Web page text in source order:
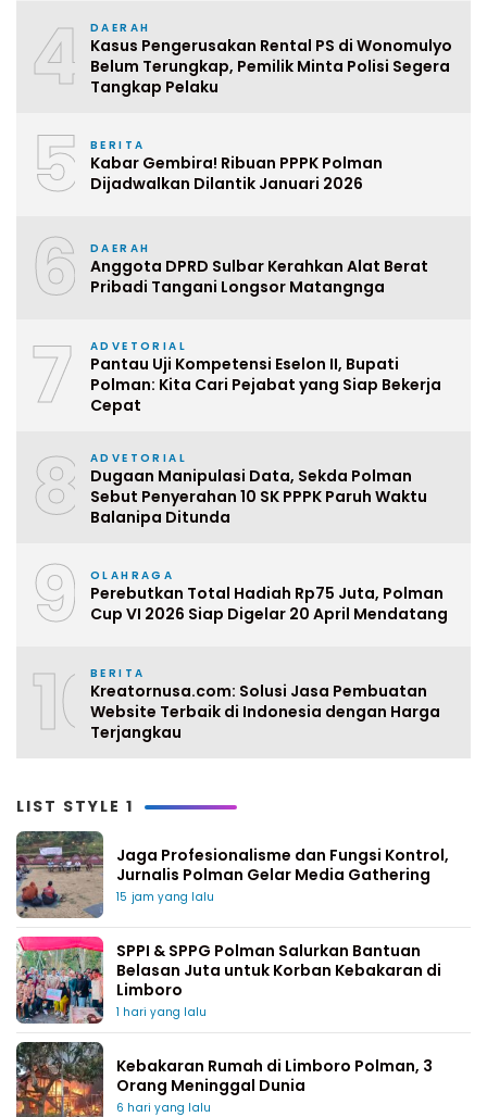
4 DAERAH
Kasus Pengerusakan Rental PS di Wonomulyo
Belum Terungkap, Pemilik Minta Polisi Segera
Tangkap Pelaku
5 BERITA
Kabar Gembira! Ribuan PPPK Polman
Dijadwalkan Dilantik Januari 2026
6 DAERAH
Anggota DPRD Sulbar Kerahkan Alat Berat
Pribadi Tangani Longsor Matangnga
7 ADVETORIAL
Pantau Uji Kompetensi Eselon II, Bupati
Polman: Kita Cari Pejabat yang Siap Bekerja
Cepat
8 ADVETORIAL
Dugaan Manipulasi Data, Sekda Polman
Sebut Penyerahan 10 SK PPPK Paruh Waktu
Balanipa Ditunda
9 OLAHRAGA
Perebutkan Total Hadiah Rp75 Juta, Polman
Cup VI 2026 Siap Digelar 20 April Mendatang
10BERITA
Kreatornusa.com: Solusi Jasa Pembuatan
Website Terbaik di Indonesia dengan Harga
Terjangkau
LIST STYLE 1
Jaga Profesionalisme dan Fungsi Kontrol,
Jurnalis Polman Gelar Media Gathering
15 jam yang lalu
SPPI & SPPG Polman Salurkan Bantuan
Belasan Juta untuk Korban Kebakaran di
Limboro
1 hari yang lalu
Kebakaran Rumah di Limboro Polman, 3
Orang Meninggal Dunia
6 hari yang lalu